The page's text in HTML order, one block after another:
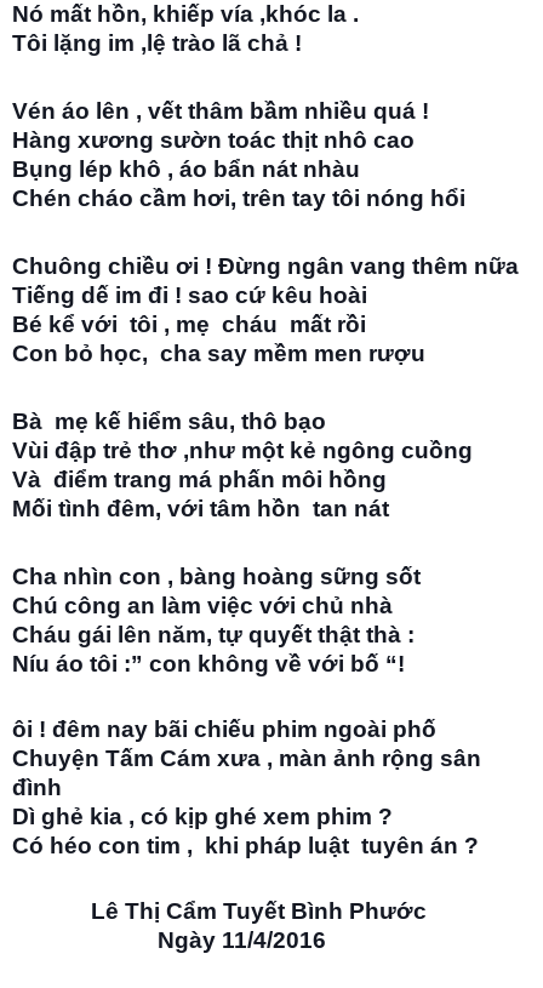
Nó mất hồn, khiếp vía ,khóc la .
Tôi lặng im ,lệ trào lã chả !
Vén áo lên , vết thâm bầm nhiều quá !
Hàng xương sườn toác thịt nhô cao
Bụng lép khô , áo bẩn nát nhàu
Chén cháo cầm hơi, trên tay tôi nóng hổi
Chuông chiều ơi ! Đừng ngân vang thêm nữa
Tiếng dế im đi ! sao cứ kêu hoài
Bé kể với tôi , mẹ cháu mất rồi
Con bỏ học, cha say mềm men rượu
Bà mẹ kế hiểm sâu, thô bạo
Vùi đập trẻ thơ ,như một kẻ ngông cuồng
Và điểm trang má phấn môi hồng
Mối tình đêm, với tâm hồn tan nát
Cha nhìn con , bàng hoàng sững sốt
Chú công an làm việc với chủ nhà
Cháu gái lên năm, tự quyết thật thà :
Níu áo tôi :” con không về với bố “!
ôi ! đêm nay bãi chiếu phim ngoài phố
Chuyện Tấm Cám xưa , màn ảnh rộng sân
đình
Dì ghẻ kia , có kịp ghé xem phim ?
Có héo con tim , khi pháp luật tuyên án ?
Lê Thị Cẩm Tuyết Bình Phước
Ngày 11/4/2016